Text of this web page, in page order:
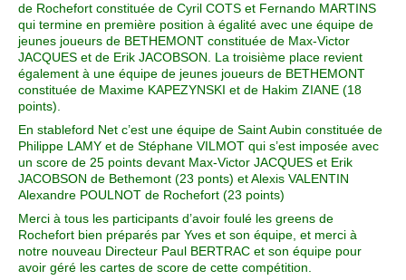
de Rochefort constituée de Cyril COTS et Fernando MARTINS
qui termine en première position à égalité avec une équipe de
jeunes joueurs de BETHEMONT constituée de Max-Victor
JACQUES et de Erik JACOBSON. La troisième place revient
également à une équipe de jeunes joueurs de BETHEMONT
constituée de Maxime KAPEZYNSKI et de Hakim ZIANE (18
points).
En stableford Net c’est une équipe de Saint Aubin constituée de
Philippe LAMY et de Stéphane VILMOT qui s’est imposée avec
un score de 25 points devant Max-Victor JACQUES et Erik
JACOBSON de Bethemont (23 ponts) et Alexis VALENTIN
Alexandre POULNOT de Rochefort (23 points)
Merci à tous les participants d’avoir foulé les greens de
Rochefort bien préparés par Yves et son équipe, et merci à
notre nouveau Directeur Paul BERTRAC et son équipe pour
avoir géré les cartes de score de cette compétition.